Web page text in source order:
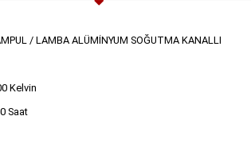
/ LAMBA ALÜMİNYUM SOĞUTMA KANALLI
Kelvin
Saat